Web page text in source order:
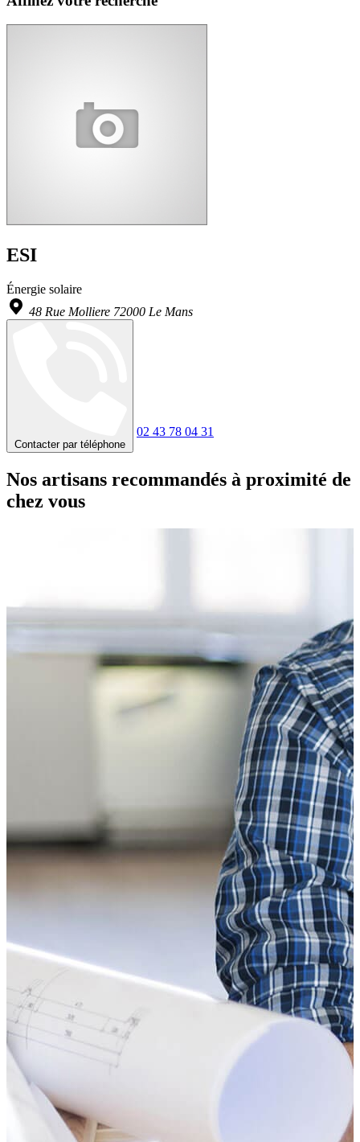
ESI
Énergie solaire
48 Rue Molliere 72000 Le Mans
Contacter par téléphone
02 43 78 04 31
Nos artisans recommandés à proximité de
chez vous